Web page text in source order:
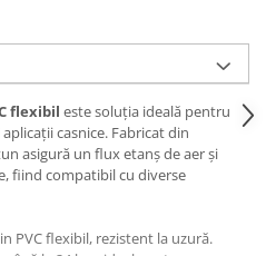
flexibil este soluția ideală pentru
casnice. Fabricat din
asigură un flux etanș de aer și
fiind compatibil cu diverse
PVC flexibil, rezistent la uzură.